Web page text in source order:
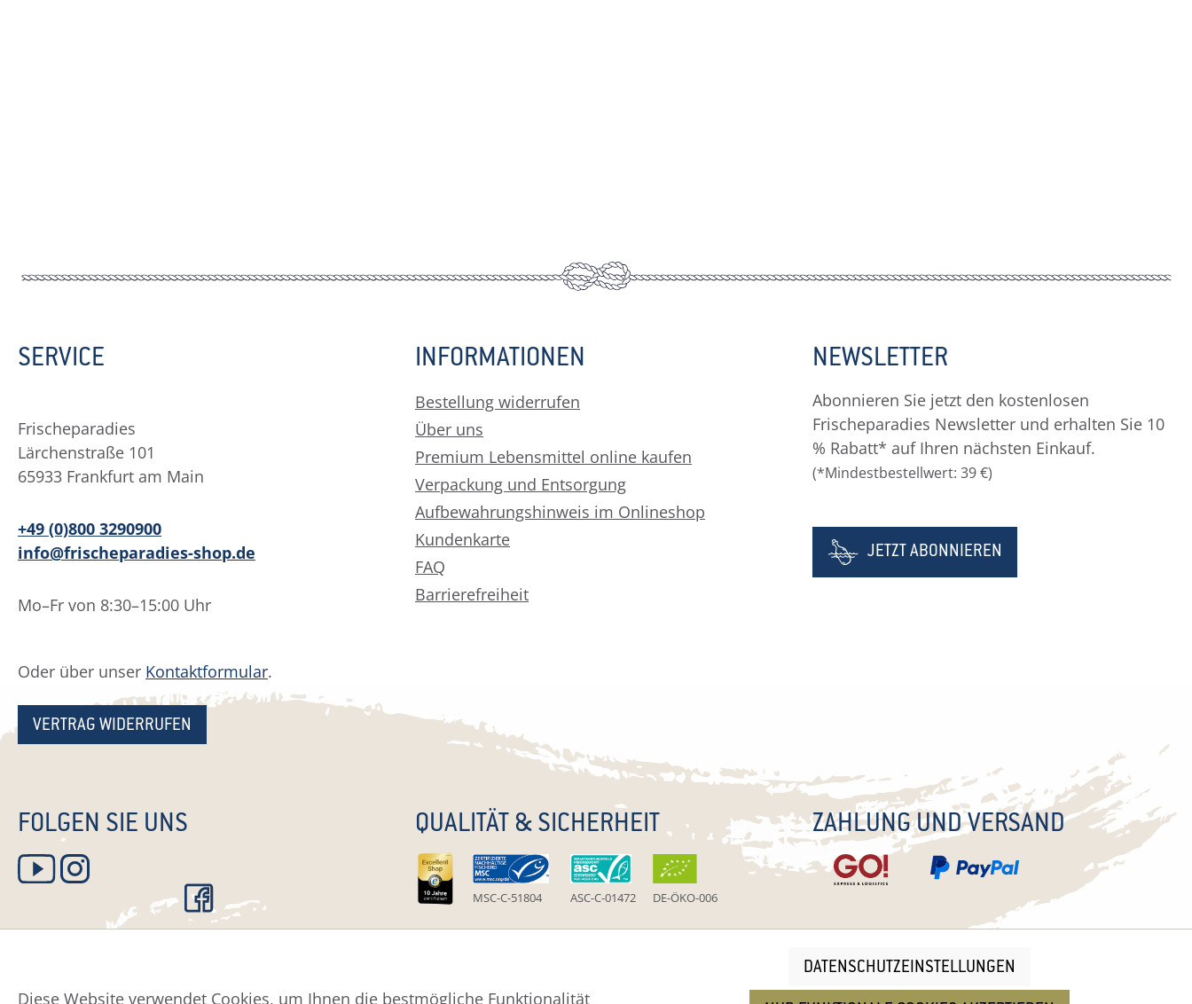
SERVICE
Frischeparadies
Lärchenstraße 101
65933 Frankfurt am Main
+49 (0)800 3290900
info@frischeparadies-shop.de
Mo–Fr von 8:30–15:00 Uhr
Oder über unser Kontaktformular.
VERTRAG WIDERRUFEN
INFORMATIONEN
Bestellung widerrufen
Über uns
Premium Lebensmittel online kaufen
Verpackung und Entsorgung
Aufbewahrungshinweis im Onlineshop
Kundenkarte
FAQ
Barrierefreiheit
NEWSLETTER
Abonnieren Sie jetzt den kostenlosen
Frischeparadies Newsletter und erhalten Sie 10
% Rabatt* auf Ihren nächsten Einkauf.
(*Mindestbestellwert: 39 €)
JETZT ABONNIEREN
FOLGEN SIE UNS QUALITÄT & SICHERHEIT
MSC-C-51804 ASC-C-01472 DE-ÖKO-006
ZAHLUNG UND VERSAND
Datenschutz Impressum Widerruf Widerrufsformular Versand Cookie Einstellungen
Diese Website verwendet Cookies, um Ihnen die bestmögliche Funktionalität
DATENSCHUTZEINSTELLUNGEN